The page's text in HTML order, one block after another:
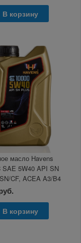
В корзину
масло Havens
SAE 5W40 API SN
CF, ACEA A3/B4
В корзину